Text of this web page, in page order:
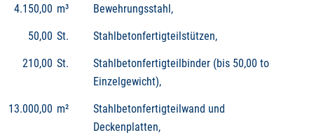
4.150,00 m³ Bewehrungsstahl,
50,00 St. Stahlbetonfertigteilstützen,
210,00 St.
Stahlbetonfertigteilbinder (bis 50,00 to
Einzelgewicht),
13.000,00 m²
Stahlbetonfertigteilwand und
Deckenplatten,